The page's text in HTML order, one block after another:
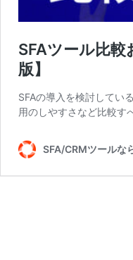
SFAツール比
版】
SFAの導入を検討してい
用のしやすさなど比較
SFA/CRMツールな